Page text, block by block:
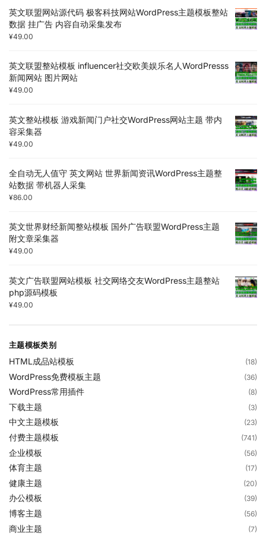
英文联盟网站源代码 极客科技网站WordPress主题模板整站
数据 挂广告 内容自动采集发布
¥49.00
英文联盟整站模板 influencer社交欧美娱乐名人WordPresss
新闻网站 图片网站
¥49.00
英文整站模板 游戏新闻门户社交WordPress网站主题 带内
容采集器
¥49.00
全自动无人值守 英文网站 世界新闻资讯WordPress主题整
站数据 带机器人采集
¥86.00
英文世界财经新闻整站模板 国外广告联盟WordPress主题
附文章采集器
¥49.00
英文广告联盟网站模板 社交网络交友WordPress主题整站
php源码模板
¥49.00
主题模板类别
HTML成品站模板 (18)
WordPress免费模板主题 (36)
WordPress常用插件 (8)
下载主题 (3)
中文主题模板 (23)
付费主题模板 (741)
企业模板 (56)
体育主题 (17)
健康主题 (20)
办公模板 (39)
博客主题 (56)
商业主题 (7)